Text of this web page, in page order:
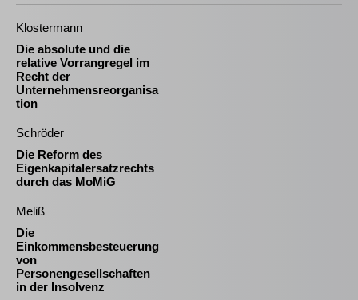
Klostermann
Die absolute und die
relative Vorrangregel im
Recht der
Unternehmensreorganisa
tion
Schröder
Die Reform des
Eigenkapitalersatzrechts
durch das MoMiG
Meliß
Die
Einkommensbesteuerung
von
Personengesellschaften
in der Insolvenz